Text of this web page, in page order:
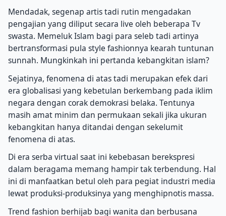
Mendadak, segenap artis tadi rutin mengadakan
pengajian yang diliput secara live oleh beberapa Tv
swasta. Memeluk Islam bagi para seleb tadi artinya
bertransformasi pula style fashionnya kearah tuntunan
sunnah. Mungkinkah ini pertanda kebangkitan islam?
Sejatinya, fenomena di atas tadi merupakan efek dari
era globalisasi yang kebetulan berkembang pada iklim
negara dengan corak demokrasi belaka. Tentunya
masih amat minim dan permukaan sekali jika ukuran
kebangkitan hanya ditandai dengan sekelumit
fenomena di atas.
Di era serba virtual saat ini kebebasan berekspresi
dalam beragama memang hampir tak terbendung. Hal
ini di manfaatkan betul oleh para pegiat industri media
lewat produksi-produksinya yang menghipnotis massa.
Trend fashion berhijab bagi wanita dan berbusana